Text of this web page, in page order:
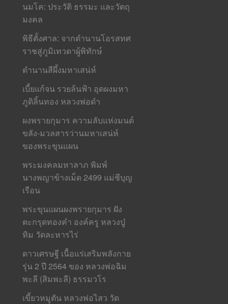
นมโค: ประวัติ ธรรมะ และวัตถุ
มงคล
พิธีตั้งศาล: จากตำนานโอรสทศ
ราชสู่ภูมิเทวดาผู้พิทักษ์
ตำนานสีผึ้งมหาเสน่ห์
เบี้ยแก้จน รวยล้นฟ้า อุดผงมหา
ภูติลิ้นทอง หลวงพ่อดำ
ผงพรายกุมาร ความลับแห่งมนต์
ขลัง-มวลสารว่านมหาเสน่ห์
ของพระขุนแผน
พระมงคลมหาลาภ พิมพ์
นางพญาข้างเม็ด 2499 แม่ชีบุญ
เรือน
พระขุนแผนผงพรายกุมาร ฝัง
ตะกรุดทองคำ องค์ครู หลวงปู่
ทิม วัดละหารไร่
ดาวเศรษฐี เนื้อแร่เสริมพลังกาย
รุ่น 2 ปี 2564 ของ หลวงพ่อฉิม
พะลี (สิมพะลี) ธรรมวโร
เขี้ยวหมูตัน หลวงพ่อไสว วัด